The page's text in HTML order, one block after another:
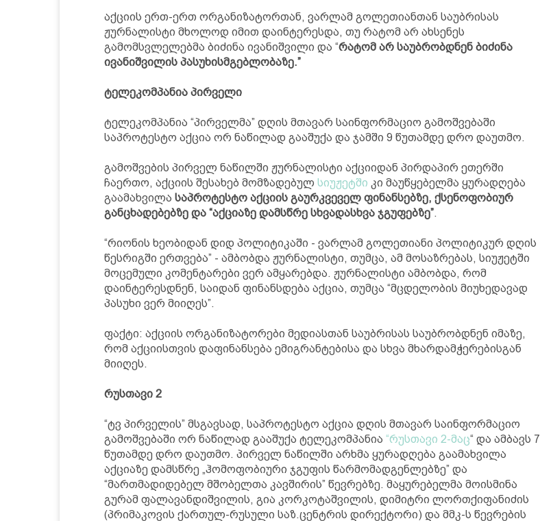
აქციის ერთ-ერთ ორგანიზატორთან, ვარლამ გოლეთიანთან საუბრისას
ჟურნალისტი მხოლოდ იმით დაინტერესდა, თუ რატომ არ ახსენეს
გამომსვლელებმა ბიძინა ივანიშვილი და “რატომ არ საუბრობდნენ ბიძინა
ივანიშვილის პასუხისმგებლობაზე.”
ტელეკომპანია პირველი
ტელეკომპანია “პირველმა” დღის მთავარ საინფორმაციო გამოშვებაში
საპროტესტო აქცია ორ ნაწილად გააშუქა და ჯამში 9 წუთამდე დრო დაუთმო.
გამოშვების პირველ ნაწილში ჟურნალისტი აქციიდან პირდაპირ ეთერში
ჩაერთო, აქციის შესახებ მომზადებულ სიუჟეტში კი მაუწყებელმა ყურადღება
გაამახვილა საპროტესტო აქციის გაურკვეველ ფინანსებზე, ქსენოფობიურ
განცხადებებზე და “აქციაზე დამსწრე სხვადასხვა ჯგუფებზე”.
“რიონის ხეობიდან დიდ პოლიტიკაში - ვარლამ გოლეთიანი პოლიტიკურ დღის
წესრიგში ერთვება” - ამბობდა ჟურნალისტი, თუმცა, ამ მოსაზრებას, სიუჟეტში
მოცემული კომენტარები ვერ ამყარებდა. ჟურნალისტი ამბობდა, რომ
დაინტერესდნენ, საიდან ფინანსდება აქცია, თუმცა “მცდელობის მიუხედავად
პასუხი ვერ მიიღეს”.
ფაქტი: აქციის ორგანიზატორები მედიასთან საუბრისას საუბრობდნენ იმაზე,
რომ აქციისთვის დაფინანსება ემიგრანტებისა და სხვა მხარდამჭერებისგან
მიიღეს.
რუსთავი 2
“ტვ პირველის” მსგავსად, საპროტესტო აქცია დღის მთავარ საინფორმაციო
გამოშვებაში ორ ნაწილად გააშუქა ტელეკომპანია “რუსთავი 2-მაც“ და ამბავს 7
წუთამდე დრო დაუთმო. პირველ ნაწილში არხმა ყურადღება გაამახვილა
აქციაზე დამსწრე „ჰომოფობიური ჯგუფის წარმომადგენლებზე” და
“მართმადიდებელ მშობელთა კავშირის” წევრებზე. მაყურებელმა მოისმინა
გურამ ფალავანდიშვილის, გია კორკოტაშვილის, დიმიტრი ლორთქიფანიძის
(პრიმაკოვის ქართულ-რუსული საზ.ცენტრის დირექტორი) და მმკ-ს წევრების